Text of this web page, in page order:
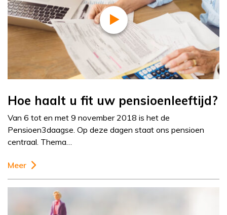
Hoe haalt u fit uw pensioenleeftijd?
Van 6 tot en met 9 november 2018 is het de
Pensioen3daagse. Op deze dagen staat ons pensioen
centraal. Thema…
Meer